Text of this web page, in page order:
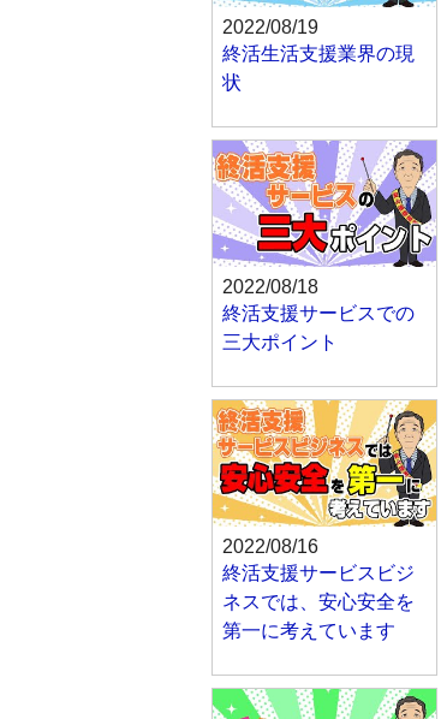
2022/08/19
終活生活支援業界の現
状
2022/08/18
終活支援サービスでの
三大ポイント
2022/08/16
終活支援サービスビジ
ネスでは、安心安全を
第一に考えています